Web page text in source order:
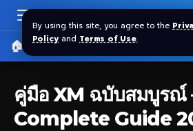
By using this site, you agree to the
Policy and Terms of Use.
🏠 หน้าแรก ราคาทอง SPDR
คู่มือ XM ฉบับสมบูร
Complete Guide